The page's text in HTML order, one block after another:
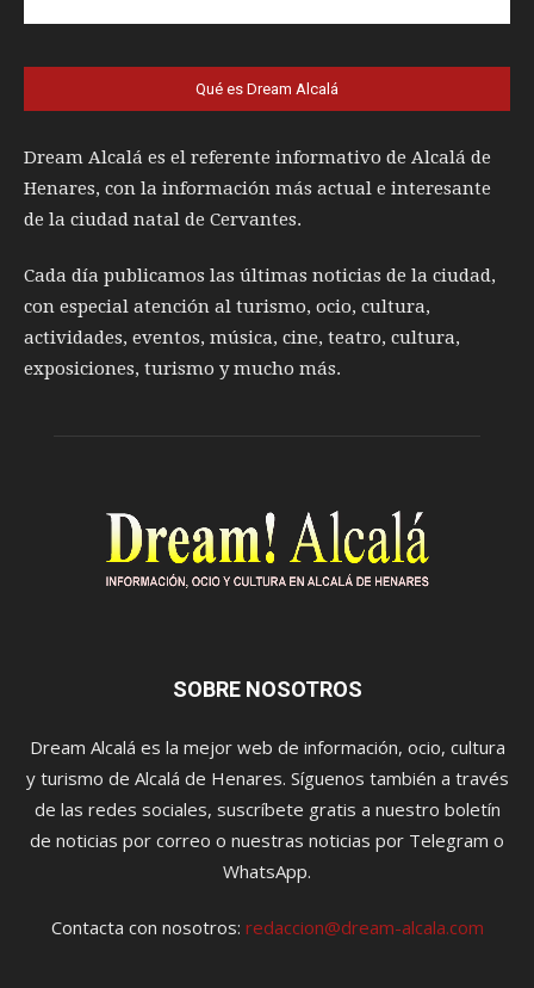
Qué es Dream Alcalá
Dream Alcalá es el referente informativo de Alcalá de
Henares, con la información más actual e interesante
de la ciudad natal de Cervantes.
Cada día publicamos las últimas noticias de la ciudad,
con especial atención al turismo, ocio, cultura,
actividades, eventos, música, cine, teatro, cultura,
exposiciones, turismo y mucho más.
SOBRE NOSOTROS
Dream Alcalá es la mejor web de información, ocio, cultura
y turismo de Alcalá de Henares. Síguenos también a través
de las redes sociales, suscríbete gratis a nuestro boletín
de noticias por correo o nuestras noticias por Telegram o
WhatsApp.
Contacta con nosotros: redaccion@dream-alcala.com